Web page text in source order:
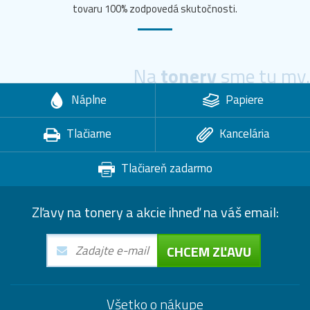
tovaru 100% zodpovedá skutočnosti.
Natonerysme tu my.
Náplne
Papiere
Tlačiarne
Kancelária
Tlačiareň zadarmo
Zľavy na tonery a akcie ihneď na váš email:
CHCEM ZĽAVU
Všetko o nákupe